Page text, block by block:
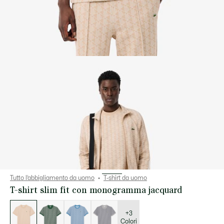
Tutto l’abbigliamento da uomo T-shirt da uomo
T-shirt slim fit con monogramma jacquard
delle
varianti
+3
Colori